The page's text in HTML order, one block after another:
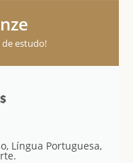
estudo!
Língua Portuguesa,